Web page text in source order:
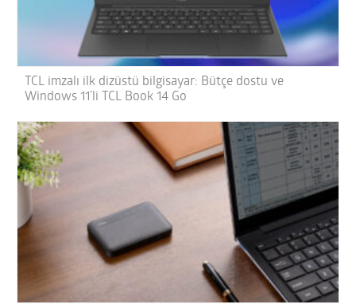
TCL imzalı ilk dizüstü bilgisayar: Bütçe dostu ve
Windows 11’li TCL Book 14 Go